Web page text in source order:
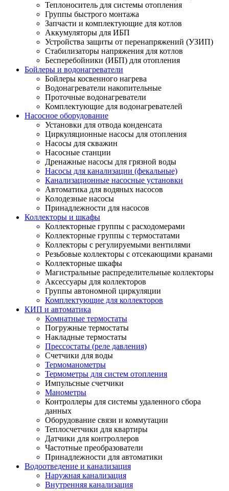
Теплоноситель для системы отопления
Группы быстрого монтажа
Запчасти и комплектующие для котлов
Аккумуляторы для ИБП
Устройства защиты от перенапряжений (УЗИП)
Стабилизаторы напряжения для котлов
Бесперебойники (ИБП) для отопления
Бойлеры и водонагреватели
Бойлеры косвенного нагрева
Водонагреватели накопительные
Проточные водонагреватели
Комплектующие для водонагревателей
Насосное оборудование
Установки для отвода конденсата
Циркуляционные насосы для отопления
Насосы для скважин
Насосные станции
Дренажные насосы для грязной воды
Насосы для канализации (фекальные)
Канализационные насосные установки
Автоматика для водяных насосов
Колодезные насосы
Принадлежности для насосов
Коллекторы и шкафы
Коллекторные группы с расходомерами
Коллекторные группы с термостатами
Коллекторы с регулируемыми вентилями
Резьбовые коллекторы с отсекающими кранами
Коллекторные шкафы
Магистральные распределительные коллекторы
Аксессуары для коллекторов
Группы автономной циркуляции
Комплектующие для коллекторов
КИП и автоматика
Комнатные термостаты
Погружные термостаты
Накладные термостаты
Прессостаты (реле давления)
Счетчики для воды
Термоманометры
Термометры для систем отопления
Импульсные счетчики
Манометры
Контроллеры для системы удаленного сбора
данных
Оборудование связи и коммутации
Теплосчетчики для квартиры
Датчики для контроллеров
Частотные преобразователи
Принадлежности для автоматики
Водоотведение и канализация
Наружная канализация
Внутренняя канализация